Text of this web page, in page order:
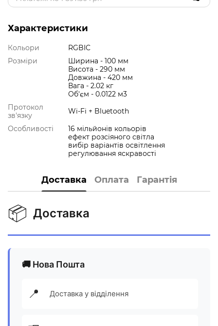
Характеристики
Кольори
RGBIC
Розміри
Ширина - 100 мм
Висота - 290 мм
Довжина - 420 мм
Вага - 2.02 кг
Об'єм - 0.0122 м3
Протокол
зв'язку
Wi-Fi + Bluetooth
Особливості
16 мільйонів кольорів
ефект розсіяного світла
вибір варіантів освітлення
регулювання яскравості
Доставка Оплата Гарантія
📦 Доставка
🚚 Нова Пошта
📍 Доставка у відділення